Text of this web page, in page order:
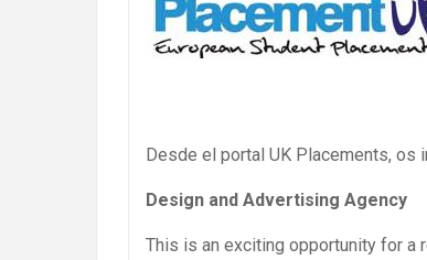
Desde el portal UK Placements, os
Design and Advertising Agency
This is an exciting opportunity for a